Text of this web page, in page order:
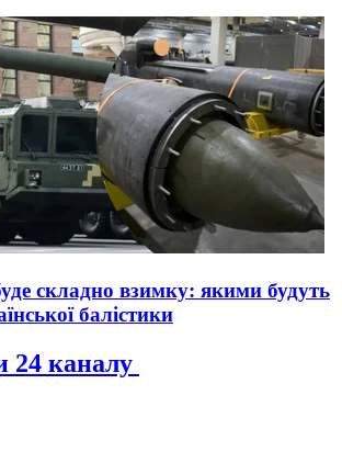
складно взимку: якими будуть
балістики
24 каналу